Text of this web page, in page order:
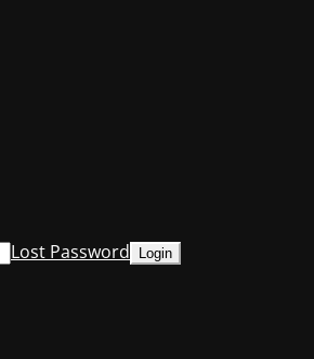
Lost Password